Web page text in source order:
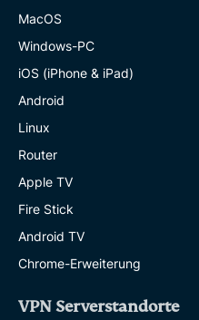
MacOS
Windows-PC
iOS (iPhone & iPad)
Android
Linux
Router
Apple TV
Fire Stick
Android TV
Chrome-Erweiterung
VPN Serverstandorte